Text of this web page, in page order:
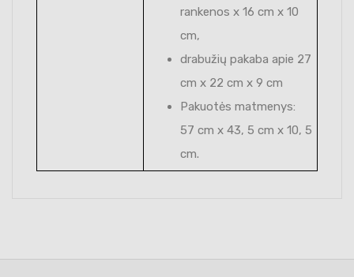
rankenos x 16 cm x 10
cm,
drabužių pakaba apie 27
cm x 22 cm x 9 cm
Pakuotės matmenys:
57 cm x 43, 5 cm x 10, 5
cm.